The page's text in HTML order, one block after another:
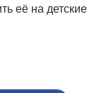
её на детские